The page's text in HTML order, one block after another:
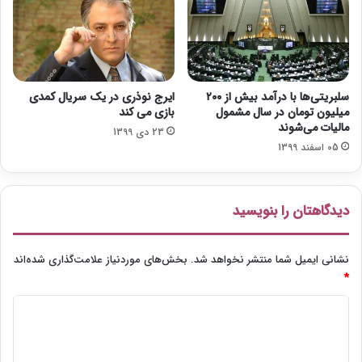
»
سلبریتی‌ها با درآمد بیش از ٢٠٠
میلیون تومان در سال مشمول
مالیات می‌شوند
05 اسفند 1399
ایرج نوذری در یک سریال کمدی
بازی می کند
23 دی 1399
دیدگاهتان را بنویسید
نشانی ایمیل شما منتشر نخواهد شد. بخش‌های موردنیاز علامت‌گذاری شده‌اند
*